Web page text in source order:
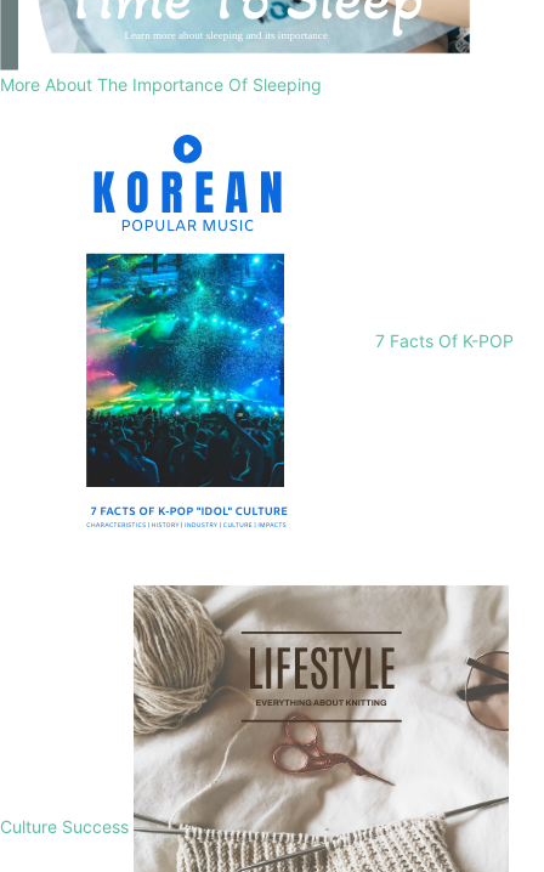
More About The Importance Of Sleeping
7 Facts Of K-POP
Culture Success